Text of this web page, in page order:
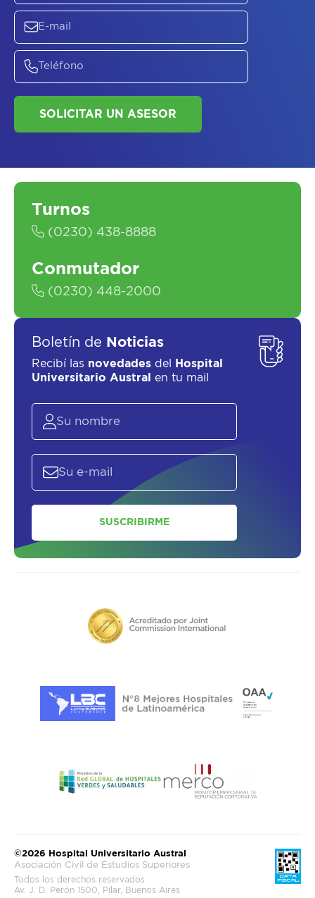
ASESORATE SOBREELPLAN DE
SALUD
Turnos
(0230) 438-8888
Conmutador
(0230) 448-2000
Boletín de Noticias
Recibí las novedades del
Hospital
Universitario Austral
en tu mail
SUSCRIBIRME
©2026 Hospital Universitario Austral
Asociación Civil de Estudios Superiores
Todos los derechos reservados
Av. J. D. Perón 1500, Pilar, Buenos Aires